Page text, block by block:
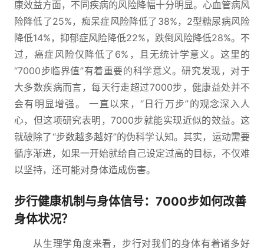
康效益方面，不同疾病的风险降幅十分明显。心血管病风
险降低了25%，痴呆症风险降低了38%，2型糖尿病风险
降低14%，抑郁症风险降低22%，跌倒风险降低28%。不
过，癌症风险仅降低了6%，且无统计学意义。这里的
“7000步临界值”有着重要的科学意义。研究发现，对于
大多数疾病而言，每天行走超过7000步，健康益处并不
会有明显增强。 一直以来，“日行万步”的观念深入人
心，但这项研究表明，7000步就能实现近似的效益。这
就破除了“步数越多越好”的伪科学认知。其实，运动需要
循序渐进，如果一开始就给自己设定过高的目标，不仅难
以坚持，还可能对身体造成伤害。
步行健康机制与身体信号：7000步如何改善
身体状况？
从生理学角度来看，步行对我们的身体有着诸多好